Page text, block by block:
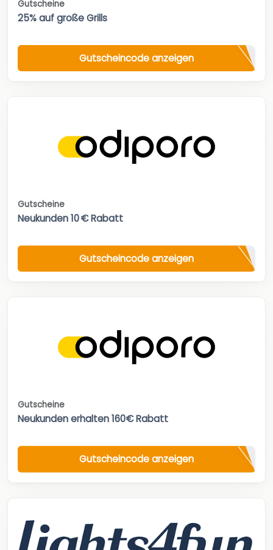
Gutscheine
25% auf große Grills
Gutscheincode anzeigen
Gutscheine
Neukunden 10 € Rabatt
Gutscheincode anzeigen
Gutscheine
Neukunden erhalten 160€ Rabatt
Gutscheincode anzeigen